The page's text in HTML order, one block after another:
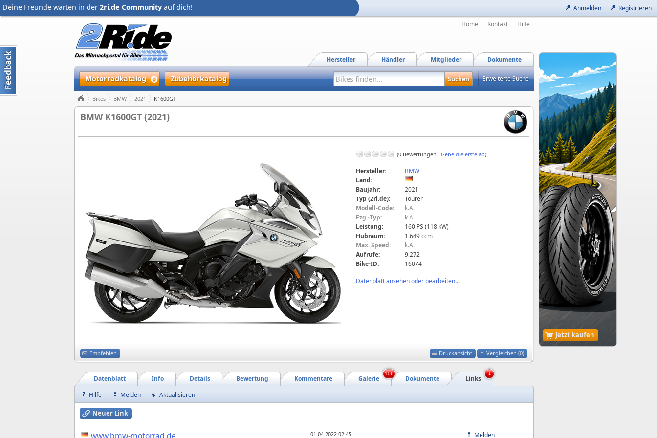
Anmelden Registrieren
Deine Freunde warten in der 2ri.de Community auf dich!
Jetzt kaufen
Home Kontakt Hilfe
Dokumente
Mitglieder
Händler
Hersteller
Motorradkatalog Zubehörkatalog Erweiterte Suche
Bikes BMW 2021 K1600GT
BMW K1600GT (2021)
(0 Bewertungen - Gebe die erste ab)
Hersteller:
BMW
Land:
Baujahr:
2021
Typ (2ri.de):
Tourer
Modell-Code:
k.A.
Fzg.-Typ:
k.A.
Leistung:
160 PS (118 kW)
Hubraum:
1.649 ccm
Max. Speed:
k.A.
Aufrufe:
9.272
Bike-ID:
16074
Datenblatt ansehen oder bearbeiten...
Druckansicht Vergleichen (0)
Empfehlen
Links
Dokumente
Galerie
Kommentare
Bewertung
Details
Info
Datenblatt
106 1
Hilfe Melden Aktualisieren
Neuer Link
Melden
www.bmw-motorrad.de 01.04.2022 02:45